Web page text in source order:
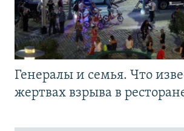
Генералы и семья. Что
жертвах взрыва в